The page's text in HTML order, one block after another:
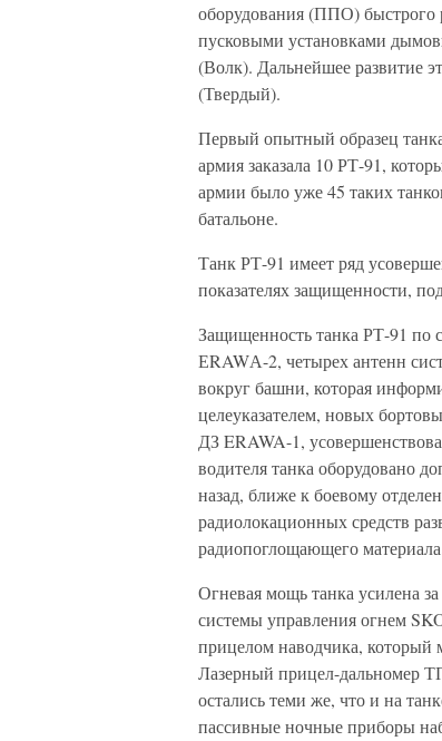
оборудования (ППО) быстрого
пусковыми установками
(Волк). Дальнейшее развитие
(Твердый).
Первый опытный образец
армия заказала 10 РТ-91,
армии было уже 45 таких
батальоне.
Танк РТ-91 имеет ряд
показателях защищенности,
Защищенность танка РТ-91 по
ЕRAWА-2, четырех антенн
вокруг башни, которая
целеуказателем, новых
ДЗ ERAWA-1,
водителя танка оборудовано
назад, ближе к боевому
радиолокационных средств
радиопоглощающего
Огневая мощь танка усилена
системы управления огнем
прицелом наводчика, который
Лазерный прицел-дальномер
остались теми же, что и на
пассивные ночные приборы